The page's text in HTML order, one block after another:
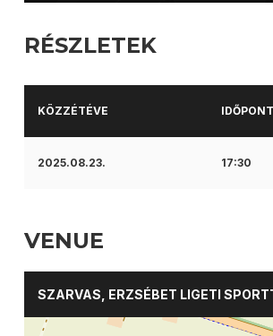
RÉSZLETEK
KÖZZÉTÉVE IDŐPONT
2025.08.23. 17:30
VENUE
SZARVAS, ERZSÉBET LIGETI